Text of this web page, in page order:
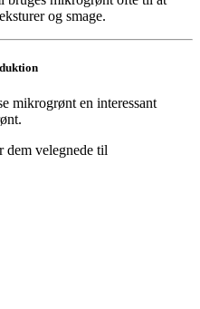
og smage.
mikrogrønt en interessant
dem velegnede til